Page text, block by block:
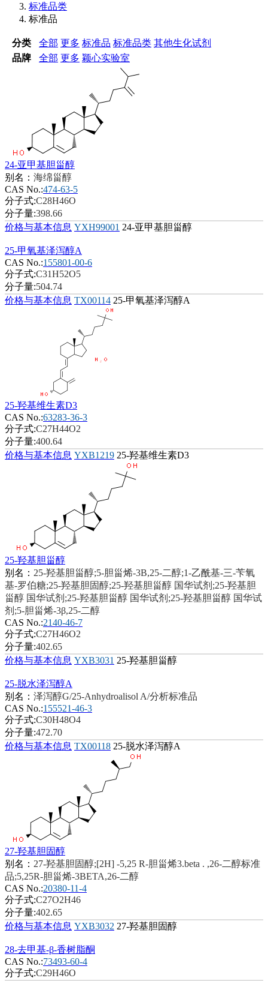
标准品类
标准品
分类 全部 更多 标准品 标准品类 其他生化试剂
品牌
全部 更多 颖心实验室
24-亚甲基胆甾醇
别名： 海绵甾醇
CAS No.:474-63-5
分子式:C28H46O
分子量:398.66
价格与基本信息 YXH99001 24-亚甲基胆甾醇
25-甲氧基泽泻醇A
CAS No.:155801-00-6
分子式:C31H52O5
分子量:504.74
价格与基本信息 TX00114 25-甲氧基泽泻醇A
25-羟基维生素D3
CAS No.:63283-36-3
分子式:C27H44O2
分子量:400.64
价格与基本信息 YXB1219 25-羟基维生素D3
25-羟基胆甾醇
别名： 25-羟基胆甾醇;5-胆甾烯-3Β,25-二醇;1-乙酰基-三-苄氧
基-罗伯糖;25-羟基胆固醇;25-羟基胆甾醇 国华试剂;25-羟基胆
甾醇 国华试剂;25-羟基胆甾醇 国华试剂;25-羟基胆甾醇 国华试
剂;5-胆甾烯-3β,25-二醇
CAS No.:2140-46-7
分子式:C27H46O2
分子量:402.65
价格与基本信息 YXB3031 25-羟基胆甾醇
25-脱水泽泻醇A
别名： 泽泻醇G/25-Anhydroalisol A/分析标准品
CAS No.:155521-46-3
分子式:C30H48O4
分子量:472.70
价格与基本信息 TX00118 25-脱水泽泻醇A
27-羟基胆固醇
别名： 27-羟基胆固醇;[2H] -5,25 R-胆甾烯3.beta . ,26-二醇标准
品;5,25R-胆甾烯-3BETA,26-二醇
CAS No.:20380-11-4
分子式:C27O2H46
分子量:402.65
价格与基本信息 YXB3032 27-羟基胆固醇
28-去甲基-β-香树脂酮
CAS No.:73493-60-4
分子式:C29H46O